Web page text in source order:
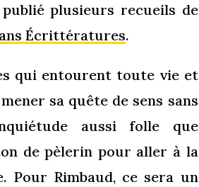
plusieurs recueils de
Écrittératures.
qui entourent toute vie et
sa quête de sens sans
aussi folle que
de pèlerin pour aller à la
Pour Rimbaud, ce sera un